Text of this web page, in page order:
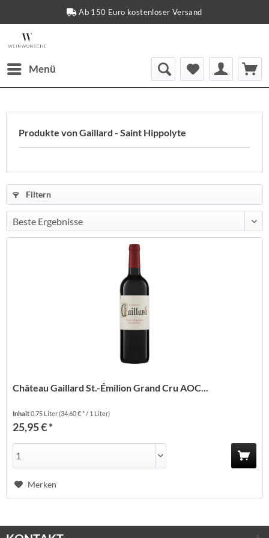
Ab 150 Euro kostenloser Versand
Menü
Produkte von Gaillard - Saint Hippolyte
Filtern
Château Gaillard St.-Émilion Grand Cru AOC...
Inhalt0.75 Liter(34,60 € * / 1 Liter)
25,95 € *
Merken